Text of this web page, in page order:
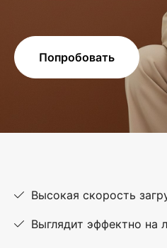
Попробовать
Высокая скорость
Выглядит эффектно на